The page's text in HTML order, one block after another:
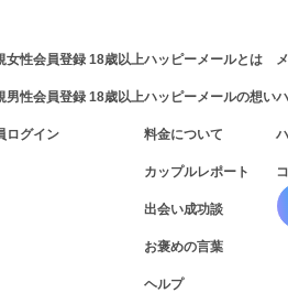
女性会員登録 18歳以上
男性会員登録 18歳以上
ログイン
ハッピーメールとは
ハッピーメールの想い
料金について
カップルレポート
出会い成功談
お褒めの言葉
ヘルプ